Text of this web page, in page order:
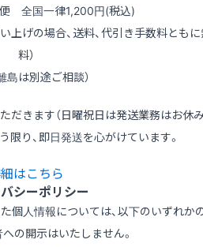
便 全国一律1,200円(税込)
上げの場合、送料、代引き手数料とも
料）
島は別途ご相談）
だきます（日曜祝日は発送業務はお休
限り、即日発送を心がけています。
はこちら
シーポリシー
個人情報については、以下のいずれか
の開示はいたしません。